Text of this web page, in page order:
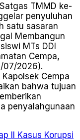
Satgas TMMD ke-
penyuluhan
satu sasaran
Membangun
MTs DDI
Cempa,
07/2026).
Cempa
bahwa tujuan
penyalahgunaan